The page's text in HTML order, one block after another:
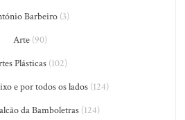
Barbeiro(3)
Arte(90)
Plásticas (102)
e por todos os lados(124)
da Bamboletras(124)